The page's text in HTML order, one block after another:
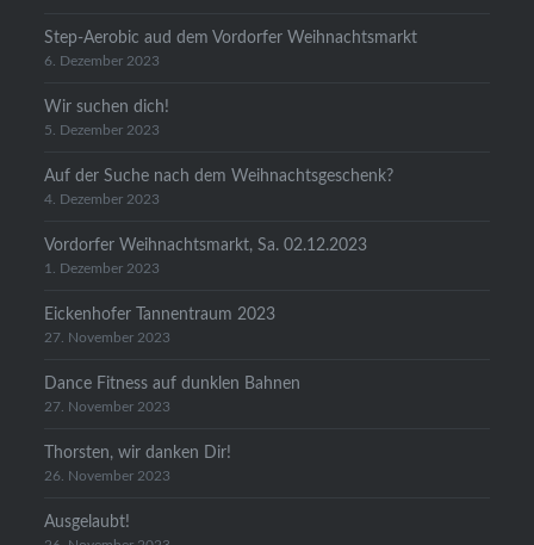
Step-Aerobic aud dem Vordorfer Weihnachtsmarkt
6. Dezember 2023
Wir suchen dich!
5. Dezember 2023
Auf der Suche nach dem Weihnachtsgeschenk?
4. Dezember 2023
Vordorfer Weihnachtsmarkt, Sa. 02.12.2023
1. Dezember 2023
Eickenhofer Tannentraum 2023
27. November 2023
Dance Fitness auf dunklen Bahnen
27. November 2023
Thorsten, wir danken Dir!
26. November 2023
Ausgelaubt!